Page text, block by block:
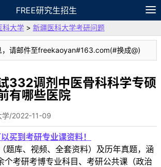
FREE研究生招生
专题 APP 笔记
论坛
科大学 > 新疆医科大学考研问题
，请邮件至freekaoyan#163.com(#换成@)
332调剂中医骨科科学专硕
有哪些医院
学/2022-11-09
买到考研专业课资料！
题库、视频、全套资料）及历年真题，涵
个考研考博专业科目、考研公共课（政治